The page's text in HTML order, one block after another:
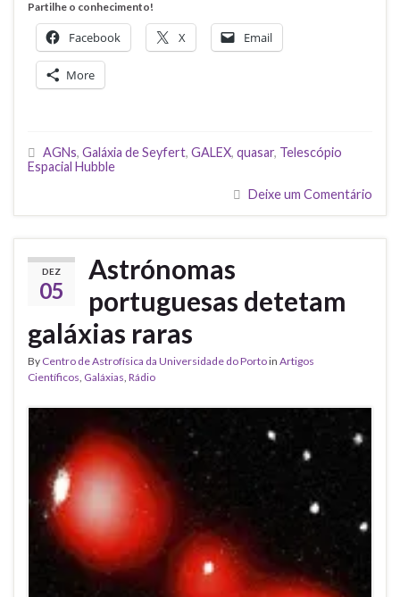
Partilhe o conhecimento!
Facebook X Email
More
AGNs, Galáxia de Seyfert, GALEX, quasar, Telescópio
Espacial Hubble
Deixe um Comentário
DEZ
05
Astrónomas
portuguesas detetam
galáxias raras
By Centro de Astrofísica da Universidade do Portoin Artigos
Científicos Galáxias Rádio